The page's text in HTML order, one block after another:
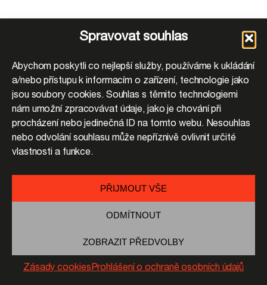
Spravovat souhlas
Abychom poskytli co nejlepší služby, používáme k ukládání
a/nebo přístupu k informacím o zařízení, technologie jako
jsou soubory cookies. Souhlas s těmito technologiemi
nám umožní zpracovávat údaje, jako je chování při
procházení nebo jedinečná ID na tomto webu. Nesouhlas
nebo odvolání souhlasu může nepříznivě ovlivnit určité
vlastnosti a funkce.
PŘIJMOUT VŠE
ODMÍTNOUT
ZOBRAZIT PŘEDVOLBY
Zásady cookiesProhlášení o ochraně osobních údajů